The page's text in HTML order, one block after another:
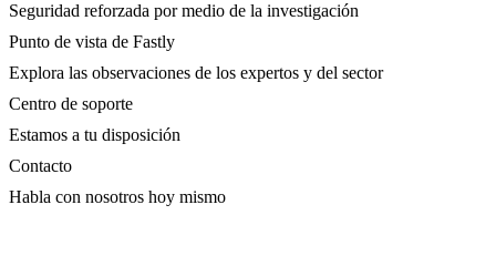
Seguridad reforzada por medio de la investigación
Punto de vista de Fastly
Explora las observaciones de los expertos y del sector
Centro de soporte
Estamos a tu disposición
Contacto
Habla con nosotros hoy mismo